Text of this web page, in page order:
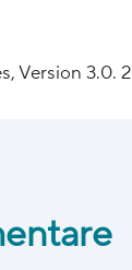
Version 3.0.